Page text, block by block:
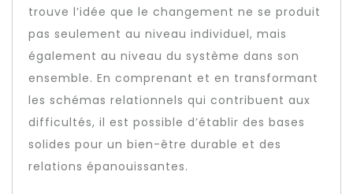
trouve l’idée que le changement ne se produit
pas seulement au niveau individuel, mais
également au niveau du système dans son
ensemble. En comprenant et en transformant
les schémas relationnels qui contribuent aux
difficultés, il est possible d’établir des bases
solides pour un bien-être durable et des
relations épanouissantes.